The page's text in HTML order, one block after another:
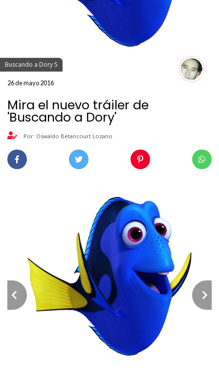
Buscando a Dory 5
26 de mayo 2016
Mira el nuevo tráiler de
'Buscando a Dory'
Por: Oswaldo Betancourt Lozano